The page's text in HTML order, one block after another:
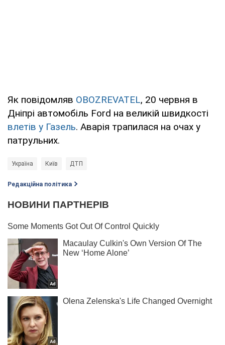
Як повідомляв OBOZREVATEL, 20 червня в
Дніпрі автомобіль Ford на великій швидкості
влетів у Газель. Аварія трапилася на очах у
патрульних.
Україна Київ ДТП
Редакційна політика